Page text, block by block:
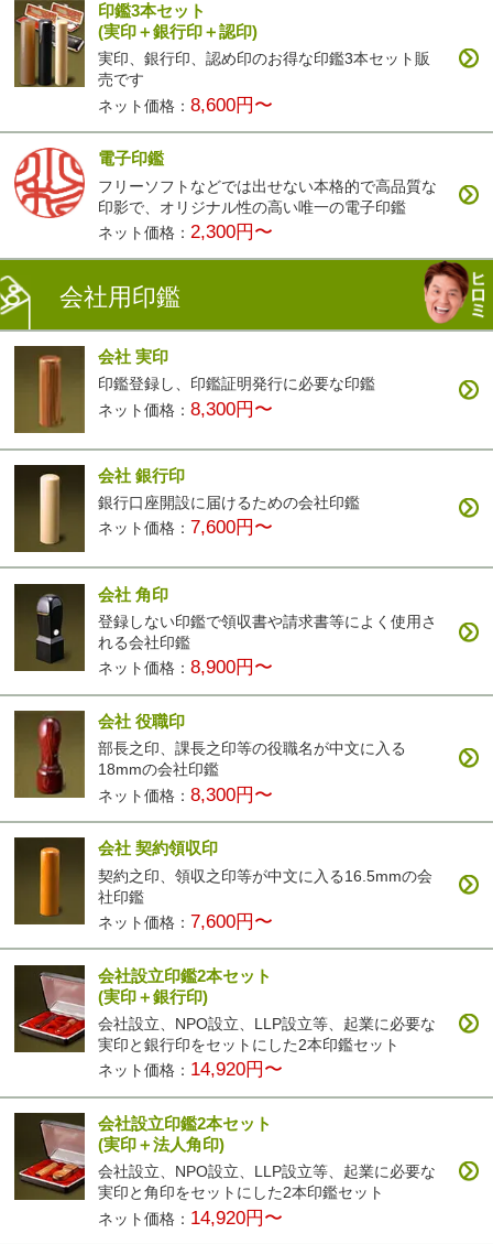
印鑑3本セット
(実印＋銀行印＋認印)
実印、銀行印、認め印のお得な印鑑3本セット販
売です
ネット価格：8,600円〜
電子印鑑
フリーソフトなどでは出せない本格的で高品質な
印影で、オリジナル性の高い唯一の電子印鑑
ネット価格： 2,300円〜
会社用印鑑
会社 実印
印鑑登録し、印鑑証明発行に必要な印鑑
ネット価格：8,300円〜
会社 銀行印
銀行口座開設に届けるための会社印鑑
ネット価格： 7,600円〜
会社 角印
登録しない印鑑で領収書や請求書等によく使用さ
れる会社印鑑
ネット価格：8,900円〜
会社 役職印
部長之印、課長之印等の役職名が中文に入る
18mmの会社印鑑
ネット価格：8,300円〜
会社 契約領収印
契約之印、領収之印等が中文に入る16.5mmの会
社印鑑
ネット価格： 7,600円〜
会社設立印鑑2本セット
(実印＋銀行印)
会社設立、NPO設立、LLP設立等、起業に必要な
実印と銀行印をセットにした2本印鑑セット
ネット価格： 14,920円〜
会社設立印鑑2本セット
(実印＋法人角印)
会社設立、NPO設立、LLP設立等、起業に必要な
実印と角印をセットにした2本印鑑セット
ネット価格： 14,920円〜